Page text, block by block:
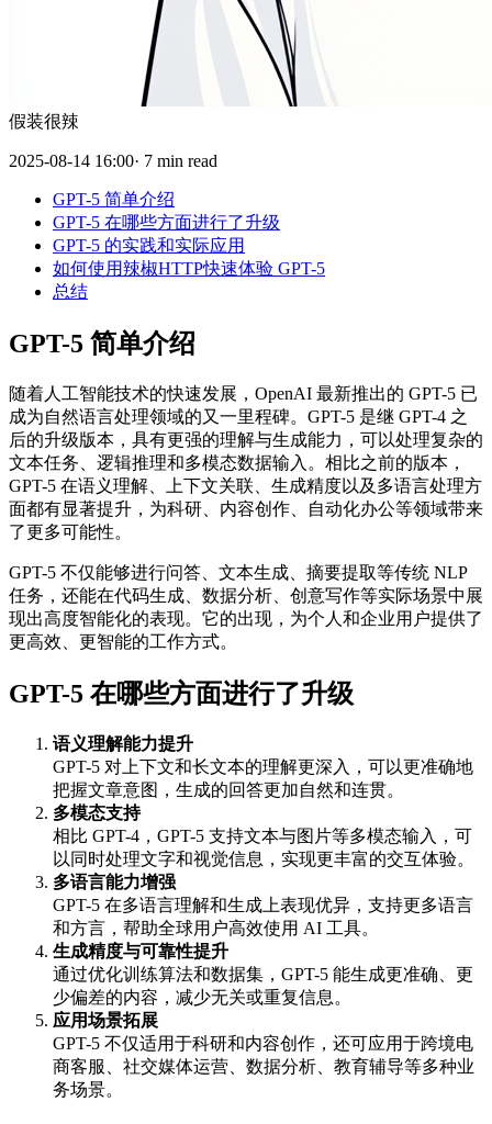
假装很辣
2025-08-14 16:00· 7 min read
GPT-5 简单介绍
GPT-5 在哪些方面进行了升级
GPT-5 的实践和实际应用
如何使用辣椒HTTP快速体验 GPT-5
总结
GPT-5 简单介绍
随着人工智能技术的快速发展，OpenAI 最新推出的 GPT-5 已
成为自然语言处理领域的又一里程碑。GPT-5 是继 GPT-4 之
后的升级版本，具有更强的理解与生成能力，可以处理复杂的
文本任务、逻辑推理和多模态数据输入。相比之前的版本，
GPT-5 在语义理解、上下文关联、生成精度以及多语言处理方
面都有显著提升，为科研、内容创作、自动化办公等领域带来
了更多可能性。
GPT-5 不仅能够进行问答、文本生成、摘要提取等传统 NLP
任务，还能在代码生成、数据分析、创意写作等实际场景中展
现出高度智能化的表现。它的出现，为个人和企业用户提供了
更高效、更智能的工作方式。
GPT-5 在哪些方面进行了升级
语义理解能力提升
GPT-5 对上下文和长文本的理解更深入，可以更准确地
把握文章意图，生成的回答更加自然和连贯。
多模态支持
相比 GPT-4，GPT-5 支持文本与图片等多模态输入，可
以同时处理文字和视觉信息，实现更丰富的交互体验。
多语言能力增强
GPT-5 在多语言理解和生成上表现优异，支持更多语言
和方言，帮助全球用户高效使用 AI 工具。
生成精度与可靠性提升
通过优化训练算法和数据集，GPT-5 能生成更准确、更
少偏差的内容，减少无关或重复信息。
应用场景拓展
GPT-5 不仅适用于科研和内容创作，还可应用于跨境电
商客服、社交媒体运营、数据分析、教育辅导等多种业
务场景。